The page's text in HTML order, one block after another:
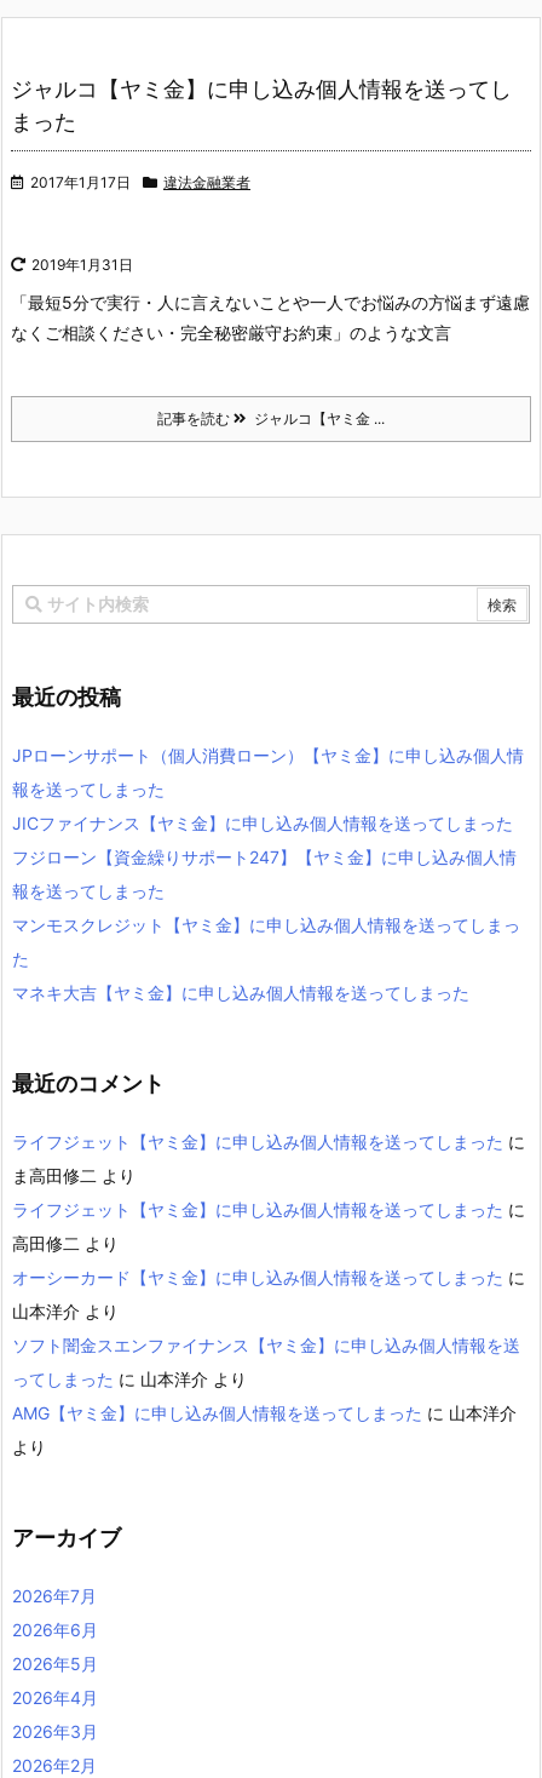
ジャルコ【ヤミ金】に申し込み個人情報を送ってし
まった
2017年1月17日 違法金融業者
2019年1月31日
「最短5分で実行・人に言えないことや一人でお悩みの方悩まず遠慮
なくご相談ください・完全秘密厳守お約束」のような文言
記事を読む ジャルコ【ヤミ金 ...
最近の投稿
JPローンサポート（個人消費ローン）【ヤミ金】に申し込み個人情
報を送ってしまった
JICファイナンス【ヤミ金】に申し込み個人情報を送ってしまった
フジローン【資金繰りサポート247】【ヤミ金】に申し込み個人情
報を送ってしまった
マンモスクレジット【ヤミ金】に申し込み個人情報を送ってしまっ
た
マネキ大吉【ヤミ金】に申し込み個人情報を送ってしまった
最近のコメント
ライフジェット【ヤミ金】に申し込み個人情報を送ってしまった に
ま高田修二 より
ライフジェット【ヤミ金】に申し込み個人情報を送ってしまった に
高田修二 より
オーシーカード【ヤミ金】に申し込み個人情報を送ってしまった に
山本洋介 より
ソフト闇金スエンファイナンス【ヤミ金】に申し込み個人情報を送
ってしまった に 山本洋介 より
AMG【ヤミ金】に申し込み個人情報を送ってしまった に 山本洋介
より
アーカイブ
2026年7月
2026年6月
2026年5月
2026年4月
2026年3月
2026年2月